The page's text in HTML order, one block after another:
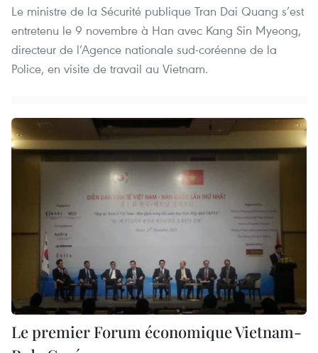
Le ministre de la Sécurité publique Tran Dai Quang s’est
entretenu le 9 novembre à Han avec Kang Sin Myeong,
directeur de l’Agence nationale sud-coréenne de la
Police, en visite de travail au Vietnam.
Le premier Forum économique Vietnam-